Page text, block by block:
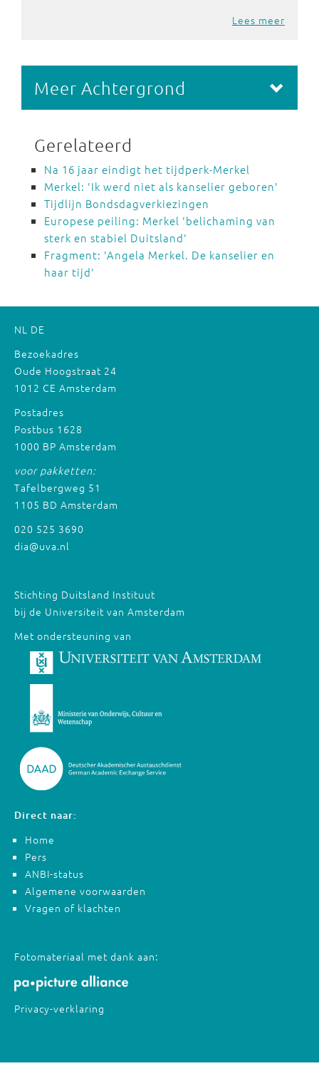
Lees meer
Meer Achtergrond
Gerelateerd
Na 16 jaar eindigt het tijdperk-Merkel
Merkel: 'Ik werd niet als kanselier geboren'
Tijdlijn Bondsdagverkiezingen
Europese peiling: Merkel 'belichaming van
sterk en stabiel Duitsland'
Fragment: 'Angela Merkel. De kanselier en
haar tijd'
NL DE
Bezoekadres
Oude Hoogstraat 24
1012 CE Amsterdam
Postadres
Postbus 1628
1000 BP Amsterdam
voor pakketten:
Tafelbergweg 51
1105 BD Amsterdam
020 525 3690
dia@uva.nl
Stichting Duitsland Instituut
bij de Universiteit van Amsterdam
Met ondersteuning van
Direct naar:
Home
Pers
ANBI-status
Algemene voorwaarden
Vragen of klachten
Fotomateriaal met dank aan:
Privacy-verklaring